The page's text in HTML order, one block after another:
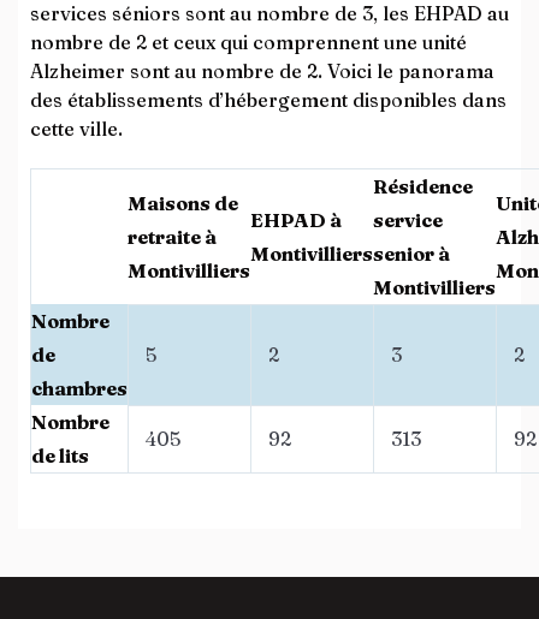
services séniors sont au nombre de 3, les EHPAD au
nombre de 2 et ceux qui comprennent une unité
Alzheimer sont au nombre de 2. Voici le panorama
des établissements d’hébergement disponibles dans
cette ville.
Maisons de
retraite à
Montivilliers
EHPAD à
Montivilliers
Résidence
service
senior à
Montivilliers
Nombre
de
chambres
5 2 3 2
Nombre
de lits
405 92 313 92